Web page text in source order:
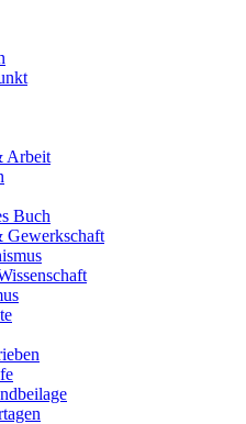
Arbeit
Buch
Gewerkschaft